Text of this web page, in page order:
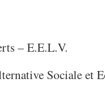
– E.E.L.V.
Sociale et